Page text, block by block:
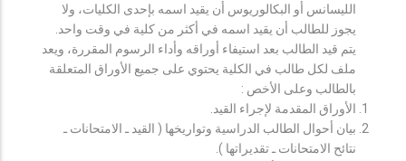
الليسانس أو البكالوريوس أن يقيد اسمه بإحدى الكليات، ولا
يجوز للطالب أن يقيد اسمه في أكثر من كلية في وقت واحد.
يتم قيد الطالب بعد استيفاء أوراقه وأداء الرسوم المقررة، ويعد
ملف لكل طالب في الكلية يحتوي على جميع الأوراق المتعلقة
بالطالب وعلى الأخص :
الأوراق المقدمة لإجراء القيد.
بيان أحوال الطالب الدراسية وتواريخها ( القيد ـ الامتحانات ـ
نتائح الامتحانات ـ تقديراتها ).